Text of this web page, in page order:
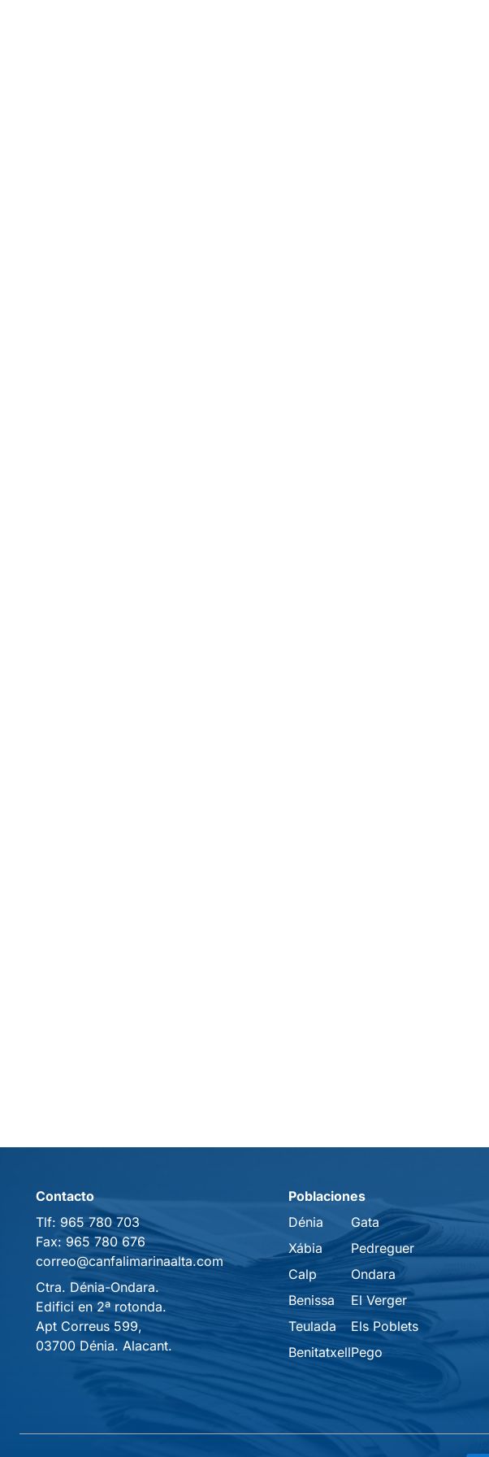
Contacto
Tlf: 965 780 703
Fax: 965 780 676
correo@canfalimarinaalta.com
Ctra. Dénia-Ondara.
Edifici en 2ª rotonda.
Apt Correus 599,
03700 Dénia. Alacant.
Poblaciones
Dénia
Xábia
Calp
Benissa
Teulada
Benitatxell
Gata
Pedreguer
Ondara
El Verger
Els Poblets
Pego